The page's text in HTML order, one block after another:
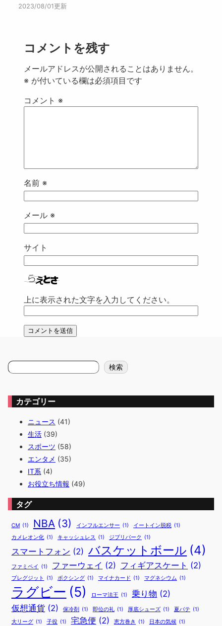
2023/08/01更新
コメントを残す
メールアドレスが公開されることはありません。
※ が付いている欄は必須項目です
コメント ※
名前 ※
メール ※
サイト
上に表示された文字を入力してください。
検
索
検索
カテゴリー
ニュース (41)
生活 (39)
スポーツ (58)
エンタメ (35)
IT系 (4)
お役立ち情報 (49)
タグ
CM (1) NBA (3) インフルエンサー (1) イートイン脱税 (1)
カメレオン化 (1) キャッシュレス (1) ジブリパーク (1)
スマートフォン (2) バスケットボール (4)
ファミペイ (1) ファーウェイ (2) フィギアスケート (2)
ブレグジット (1) ボクシング (1) マイナカード (1) マグネシウム (1)
ラグビー (5) ローマ法王 (1) 乗り物 (2)
仮想通貨 (2) 保冷剤 (1) 即位の礼 (1) 厚底シューズ (1) 夏バテ (1)
大リーグ (1) 子役 (1) 宅急便 (2) 恵方巻き (1) 日本の気候 (1)